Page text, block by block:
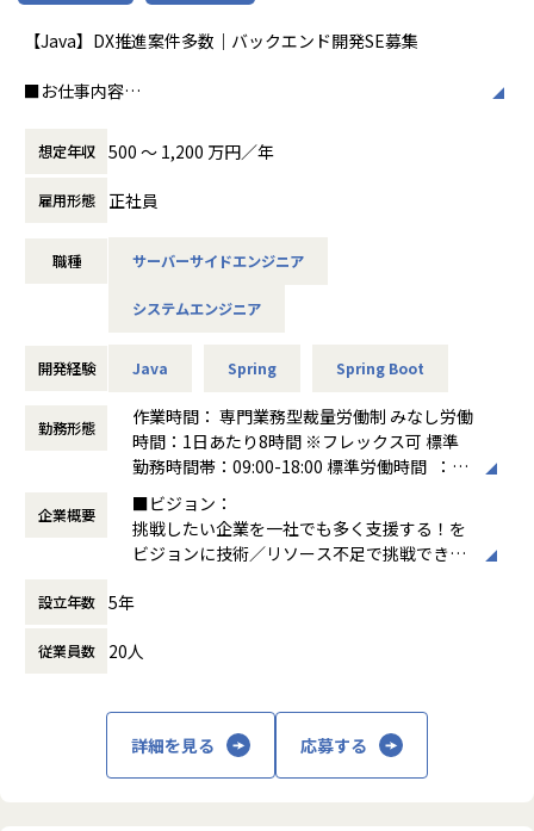
■協業・パートナー実績
- XENO：Web3開発支援としてマーケットプ
- Heavenly Guitars：NFTコントラクト開発
- コインムスメ（Coinmusme）：Telegram
【Java】DX推進案件多数｜バックエンド開発SE募集
■お仕事内容
開発など幅広い大手事業者向け
DX推進案件にて、要件定義や設計から、開発・運用まで一貫
して携われるSEポジションの募集になります。
・クライアントとの上流設計・仕様策定支援
・開発工程における課題抽出・改善提案
・大手飲食チェーン ：システムへのAI機能導入支援/開発
・大手小売企業 ：物流システム構築支援
・金融機関向け ：ブロックチェーンシステムの導入（Po
C、システム開発）
・自社受託開発 ：要件定義、コンサルティング
■本ポジションについて
・創業4期目、昨対500%の急成長のDX支援SI企業にて、
・平均年収100万円～UP！平均残業時間10時間未満でワーク
ライフバランスを保ちながら、
・年功序列一切なし。案件参画単価や組織営利に応じたイン
センティブあり。
想定年収 500 〜 1,200 万円／年
雇用形態 正社員
職種 サーバーサイドエンジニア
システムエンジニア
開発経験 Java Spring Spring Boot
勤務形態
作業時間： 専門業務型裁量労働制 みなし労働
時間：1日あたり8時間 ※フレックス可 標準
勤務時間帯：09:00-18:00 標準労働時間 ：8
時間 休憩 ：1時間 コアタイム ：なし
※参画プロジェクトにより制限あり。
働き方：裁量労働制
時間外労働の有無： 有（月平均0時間～10時
間）
休憩時間： 60分
企業概要
■ビジョン：
挑戦したい企業を一社でも多く支援する！を
ビジョンに技術／リソース不足で挑戦できな
私は一人では何もできないので、困った時に
も嬉しいですし、そういう人間／企業であり
極力MOCHIRONの精神で、一社でも多くの企
業を支援できるように励みます。
設立年数 5年
従業員数 20人
詳細を見る 応募する